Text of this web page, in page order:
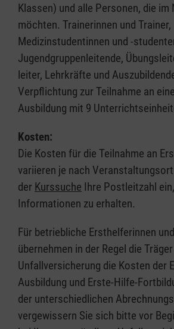
Klassen) und alle Personen, die
möchten. Trainerinnen und Trainer,
Medizinstudentinnen und -
Jugendgruppenleitende,
leiter, Lehrkräfte und
Verpflichtung zur Teilnahme an
Ausbildung mit 9
Kosten:
Die Kosten für die Teilnahme an
variieren je nach
der Kurssuche Ihre Postleitzahl
Informationen zu erhalten.
Für betriebliche Ersthelferinnen
übernehmen in der Regel die
Unfallversicherung die Kosten der
Ausbildung und Erste-Hilfe-
der unterschiedlichen
vergewissern Sie sich bitte vor